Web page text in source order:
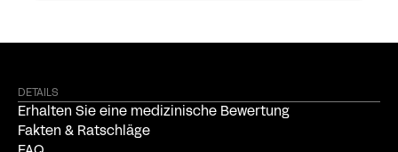
DETAILS
Erhalten Sie eine medizinische Bewertung
Fakten & Ratschläge